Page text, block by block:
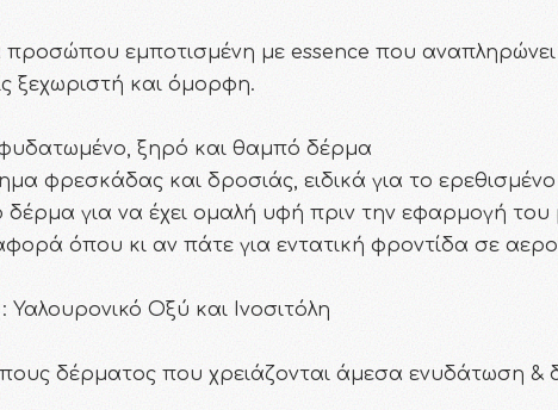
προσώπου εμποτισμένη με essence που
ξεχωριστή και όμορφη.
ξηρό και θαμπό δέρμα
φρεσκάδας και δροσιάς, ειδικά για το
δέρμα για να έχει ομαλή υφή πριν την εφαρμογή του
όπου κι αν πάτε για εντατική φροντίδα σε
Υαλουρονικό Οξύ και Ινοσιτόλη
δέρματος που χρειάζονται άμεσα ενυδάτωση &